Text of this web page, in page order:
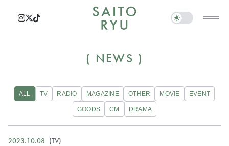
NEWS
ALL TV RADIO MAGAZINE OTHER MOVIE EVENT
GOODS CM DRAMA
2023.10.08 TV